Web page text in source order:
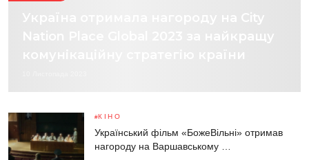
Україна отримала нагороду на City
Nation Place Global 2023 за найкращу
КІНО
Український фільм «БожеВільні» отримав
нагороду на Варшавському …